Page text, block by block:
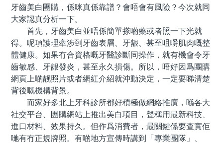
牙齒美白團購，係咪真係靠譜？會唔會有風險？今次就同
大家認真分析一下。
首先，牙齒美白並唔係簡單搽啲藥或者照一下光就
得。呢項護理牽涉到牙齒表層、牙龈、甚至咀嚼肌肉嘅整
體健康。如果冇合資格嘅牙醫診斷同操作，就有機會令牙
齒敏感、牙龈發炎，甚至永久損傷。所以，唔好因爲團購
網頁上啲靓照片或者網紅介紹就沖動決定，一定要睇清楚
背後嘅機構背景。
而家好多北上牙科診所都好積極做網絡推廣，喺各大
社交平台、團購網站上推出美白項目，聲稱用最新科技、
進口材料、效果持久。但作爲消費者，最關鍵係要查實佢
哋有冇正規牌照。有啲地方宣傳時講到「專業團隊」、